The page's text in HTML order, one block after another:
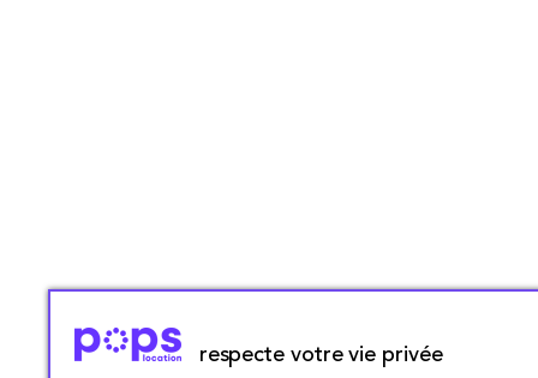
respecte votre vie privée